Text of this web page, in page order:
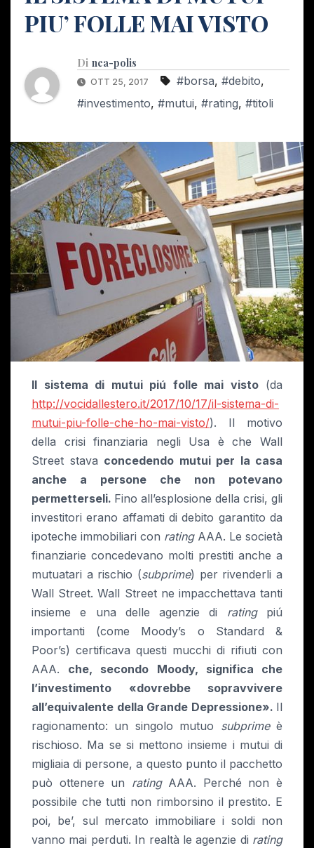
PIU’ FOLLE MAI VISTO
Di nea-polis
OTT 25, 2017 #borsa, #debito,
#investimento, #mutui, #rating, #titoli
Il sistema di mutui piú folle mai visto(da
http://vocidallestero.it/2017/10/17/il-sistema-di-
mutui-piu-folle-che-ho-mai-visto/). Il motivo
della crisi finanziaria negli Usa è che Wall
Street stava concedendo mutui per la casa
anche a persone che non potevano
permetterseli. Fino all’esplosione della crisi, gli
investitori erano affamati di debito garantito da
ipoteche immobiliari con ratingAAA. Le società
finanziarie concedevano molti prestiti anche a
mutuatari a rischio (subprime) per rivenderli a
Wall Street. Wall Street ne impacchettava tanti
insieme e una delle agenzie di ratingpiú
importanti (come Moody’s o Standard &
Poor’s) certificava questi mucchi di rifiuti con
AAA. che, secondo Moody, significa che
l’investimento «dovrebbe sopravvivere
all’equivalente della Grande Depressione». Il
ragionamento: un singolo mutuo subprimeè
rischioso. Ma se si mettono insieme i mutui di
migliaia di persone, a questo punto il pacchetto
può ottenere un ratingAAA. Perché non è
possibile che tutti non rimborsino il prestito. E
poi, be’, sul mercato immobiliare i soldi non
vanno mai perduti. In realtà le agenzie di rating